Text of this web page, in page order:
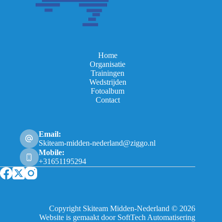
Home
Organisatie
Trainingen
Wedstrijden
Fotoalbum
Contact
Email:
Skiteam-midden-nederland@ziggo.nl
Mobile:
+31651195294
Copyright Skiteam Midden-Nederland © 2026
Website is gemaakt door SoftTech Automatisering